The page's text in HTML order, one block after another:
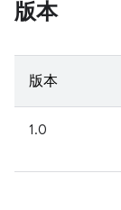
版本
版本
1.0